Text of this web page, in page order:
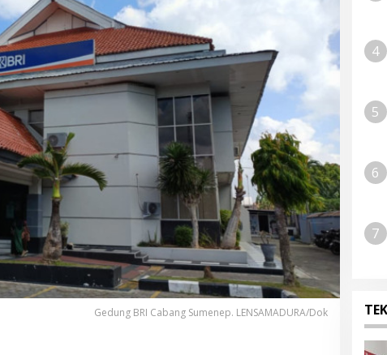
Gedung BRI Cabang Sumenep. LENSAMADURA/Dok
4
5
6
7